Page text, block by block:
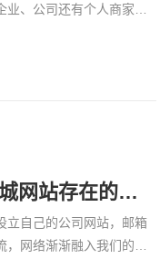
、公司还有个人商家们
从消费者和商家角度看商城网站存在的意义
立自己的公司网站，邮箱
，网络渐渐融入我们的生